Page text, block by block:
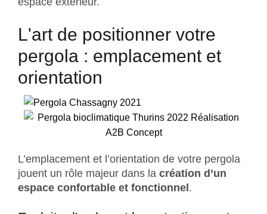
L'art de positionner votre
pergola : emplacement et
orientation
L’emplacement et l’orientation de votre pergola
jouent un rôle majeur dans la création d’un
espace confortable et fonctionnel.